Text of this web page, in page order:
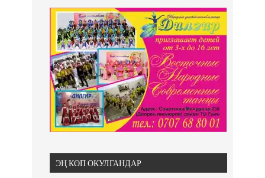
ЭҢ КӨП ОКУЛГАНДАР